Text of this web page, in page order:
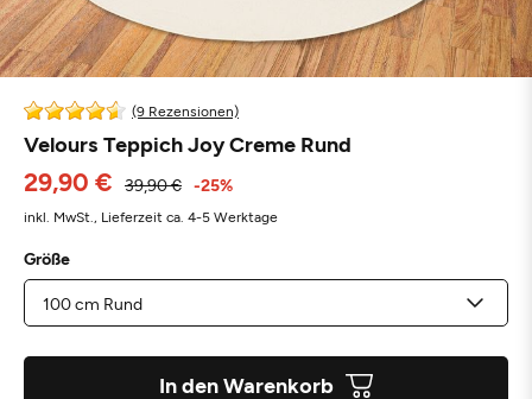
(9 Rezensionen)
Velours Teppich Joy Creme Rund
29,90 € 39,90 € -25%
inkl. MwSt., Lieferzeit ca. 4-5 Werktage
Größe
In den Warenkorb